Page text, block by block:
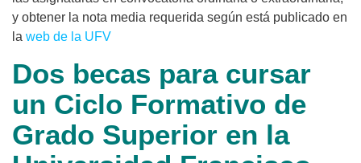
y obtener la nota media requerida según está publicado en
la web de la UFV
Dos becas para cursar
un Ciclo Formativo de
Grado Superior en la